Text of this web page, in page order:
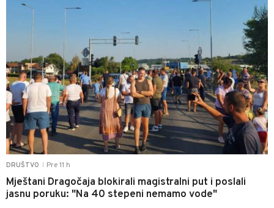
DRUŠTVO Pre 11 h
Mještani Dragočaja blokirali magistralni put i poslali
jasnu poruku: "Na 40 stepeni nemamo vode"